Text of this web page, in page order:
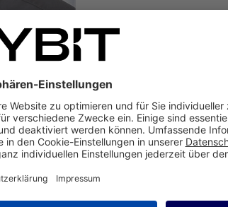
SYBIT Mitarbeitenden ist es ein Anliegen,